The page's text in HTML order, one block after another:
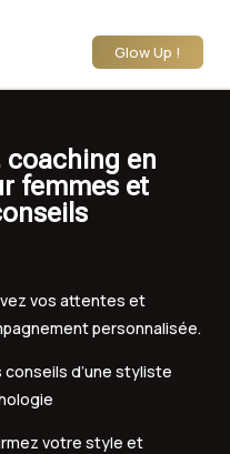
Glow Up !
coaching en
femmes et
vos attentes et
personnalisée.
d’une styliste
votre style et